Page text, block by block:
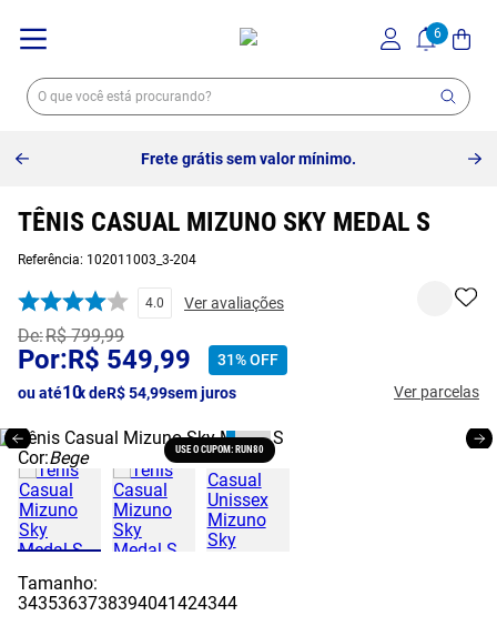
10% off no pix à vista -Saiba mais
TÊNIS CASUAL MIZUNO SKY MEDAL S
Referência: 102011003_3-204
4.0 Ver avaliações
R$ 799,99
R$ 549,99 31%OFF
ou até10x deR$54,99sem juros Ver parcelas
USE O CUPOM: RUN80
Cor:Bege
Tamanho:
3435363738394041424344